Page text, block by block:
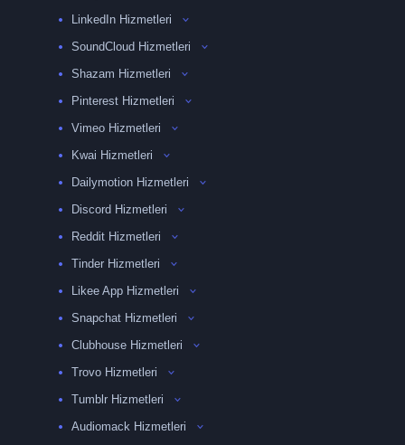
LinkedIn Hizmetleri
SoundCloud Hizmetleri
Shazam Hizmetleri
Pinterest Hizmetleri
Vimeo Hizmetleri
Kwai Hizmetleri
Dailymotion Hizmetleri
Discord Hizmetleri
Reddit Hizmetleri
Tinder Hizmetleri
Likee App Hizmetleri
Snapchat Hizmetleri
Clubhouse Hizmetleri
Trovo Hizmetleri
Tumblr Hizmetleri
Audiomack Hizmetleri